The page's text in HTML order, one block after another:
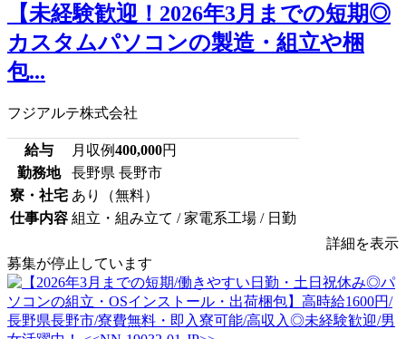
【未経験歓迎！2026年3月までの短期◎
カスタムパソコンの製造・組立や梱
包...
フジアルテ株式会社
給与 月収例400,000円
勤務地
長野県 長野市
寮・社宅 あり（無料）
仕事内容 組立・組み立て / 家電系工場 / 日勤
詳細を表示
募集が停止しています